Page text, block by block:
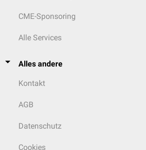
CME-Sponsoring
Alle Services
Alles andere
Kontakt
AGB
Datenschutz
Cookies